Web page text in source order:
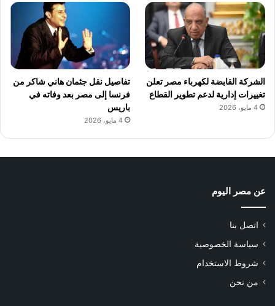
الشركة القابضة لكهرباء مصر تعلن
تغييرات إدارية لدعم تطوير القطاع
4 مايو، 2026
تفاصيل نقل جثمان هاني شاكر من
فرنسا إلى مصر بعد وفاته في
باريس
4 مايو، 2026
عن مصر اليوم
اتصل بنا
سياسة الخصوصية
شروط الاستخدام
من نحن